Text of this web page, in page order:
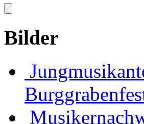
Bilder